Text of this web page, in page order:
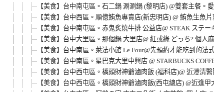
【美食】台中南屯區。石二鍋 涮涮鍋 (黎明店) @雙套主餐。愛
【美食】台中西區。順億鮪魚專賣店(新忠明店) @ 鮪魚生魚片
【美食】台中南屯區。赤鬼炙燒牛排 公益店@ STEAK ステー
【美食】台中大里區。那個鍋 大里店@ 紅或綠 どっち? 個人麻
【美食】台中南區。萊法小館 Le Four@先預約才能吃到的法式
【美食】台中南區。星巴克大里中興店 @ STARBUCKS
【美食】台中西屯區。橋頭財神爺滷肉飯 (福科店)@ 近澄清醫
【美食】台中西屯區。橋頭財神爺滷肉飯(西屯總店) @近逢甲